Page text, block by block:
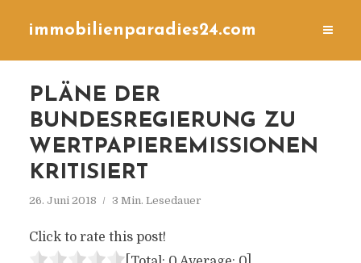
immobilienparadies24.com
PLÄNE DER
BUNDESREGIERUNG ZU
WERTPAPIEREMISSIONEN
KRITISIERT
26. Juni 2018 3 Min. Lesedauer
Click to rate this post!